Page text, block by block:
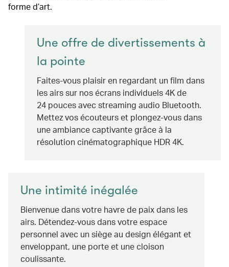
forme d’art.
Une offre de divertissements à
la pointe
Faites-vous plaisir en regardant un film dans
les airs sur nos écrans individuels 4K de
24 pouces avec streaming audio Bluetooth.
Mettez vos écouteurs et plongez-vous dans
une ambiance captivante grâce à la
résolution cinématographique HDR 4K.
Une intimité inégalée
Bienvenue dans votre havre de paix dans les
airs. Détendez-vous dans votre espace
personnel avec un siège au design élégant et
enveloppant, une porte et une cloison
coulissante.